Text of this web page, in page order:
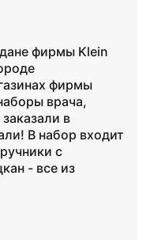
фирмы Klein
фирмы
врача,
в
В набор входит
с
- все из